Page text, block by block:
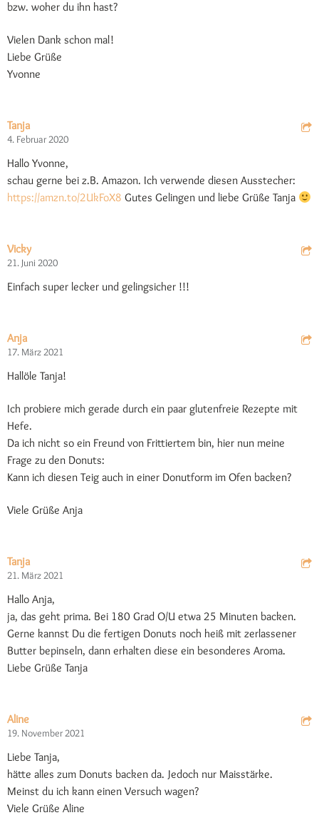
bzw. woher du ihn hast?
Vielen Dank schon mal!
Liebe Grüße
Yvonne
Tanja
4. Februar 2020
Hallo Yvonne,
schau gerne bei z.B. Amazon. Ich verwende diesen Ausstecher:
https://amzn.to/2UkFoX8 Gutes Gelingen und liebe Grüße Tanja
Vicky
21. Juni 2020
Einfach super lecker und gelingsicher !!!
Anja
17. März 2021
Hallöle Tanja!
Ich probiere mich gerade durch ein paar glutenfreie Rezepte mit
Hefe.
Da ich nicht so ein Freund von Frittiertem bin, hier nun meine
Frage zu den Donuts:
Kann ich diesen Teig auch in einer Donutform im Ofen backen?
Viele Grüße Anja
Tanja
21. März 2021
Hallo Anja,
ja, das geht prima. Bei 180 Grad O/U etwa 25 Minuten backen.
Gerne kannst Du die fertigen Donuts noch heiß mit zerlassener
Butter bepinseln, dann erhalten diese ein besonderes Aroma.
Liebe Grüße Tanja
Aline
19. November 2021
Liebe Tanja,
hätte alles zum Donuts backen da. Jedoch nur Maisstärke.
Meinst du ich kann einen Versuch wagen?
Viele Grüße Aline